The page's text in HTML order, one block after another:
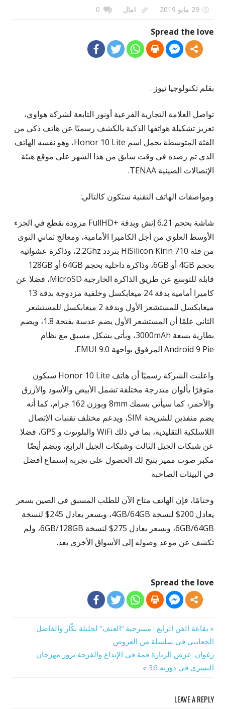
29 مايو 2019 امال 0
Spread the love
بقلم تكنولوجيا نيوز .
تواصل العلامة التجارية الفرعية أونور التابعة لشركة هواوي،
تعزيز تشكيلة هواتفها الذكية بالكشف رسميًا عن هاتف ذكي من
الفئة المتوسطة يحمل اسم Honor 10 Lite، وهو نفسه الهاتف
الذي تم رصده في وقت سابق من هذا الشهر على موقع هيئة
الإتصالات الصينية TENAA.
ومواصفات الهاتف التقنية ستكون كالتالي:
شاشة بحجم 6.21 إنش وبدقة +FullHD مزودة بقطع في الجزء
الأوسط العلوي من أجل الكاميرا الأمامية، ومعالج ثماني النوى
من فئة HiSilicon Kirin 710 بتردد 2.2Ghz، وذاكرة عشوائية
بحجم 4GB أو 6GB، وذاكرة داخلية بحجم 64GB أو 128GB
قابلة للتوسع عن طريق الذاكرة الخارجية MicroSD، فضلا عن
كاميرا أمامية بدقة 24 ميغابكسل وخلفية مزدوجة بدقة 13
ميغابكسل للمستشعر الأول وبدقة 2 ميغابكسل للمستشعر
الثاني علمًا أن المستشعر الأول يضم عدسة بفتحة 1.8، ويضم
بطارية بسعة 3000mAh، ويأتي بشكل مسبق مع نظام
Android 9 Pie المرفوق بواجهة EMUI 9.0.
واعلنت الشركة رسميًا أن هاتف Honor 10 Lite سيكون
متوفرًا بألوان متدرجة مختلفة تشمل الأبيض والأسود والأزرق
والأحمر، كما سيأتي بسمك 8mm وبوزن 162 جرام، كما أنه
يضم منفذين للشريحة SIM، ويدعم مختلف تقنيات الإتصال
اللاسلكية التقليدية، بما في ذلك WiFi والبلوتوث و GPS، فضلا
عن شبكات الجيل الثالث وشبكات الجيل الرابع، ويضم أيضًا
مكبر صوت مميز يتيح لك الحصول على تجربة إستماع أفضل
في البيئات الصاخبة
وختامًا، فإن الهاتف متاح الآن للطلب المسبق في الصين بسعر
يعادل 200$ لنسخة 4GB/64GB، وبسعر يعادل 245$ لنسخة
6GB/64GB، وبسعر يعادل 275$ لنسخة 6GB/128GB، ولم
تكشف عن موعد وصوله إلى الأسواق الأخرى بعد.
Spread the love
تصفّح
المقالات
Previous
Post:
بقاعة الفن الرابع : مسرحية “العنف” لجليلة بكّار والفاضل
الجعايبي في سلسلة من العروض
Next
Post:
زغوان :عرض الزيارة قمة في الإبداع والفرحة تزور مهرجان
النسري في دورته 36
LEAVE A REPLY